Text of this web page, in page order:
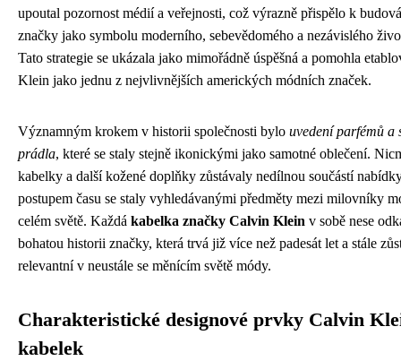
upoutal pozornost médií a veřejnosti, což výrazně přispělo k
značky jako symbolu moderního, sebevědomého a nezávislého
Tato strategie se ukázala jako mimořádně úspěšná a pomohla
Klein jako jednu z nejvlivnějších amerických módních značek.
Významným krokem v historii společnosti bylo uvedení parfémů a
prádla, které se staly stejně ikonickými jako samotné oblečení.
kabelky a další kožené doplňky zůstávaly nedílnou součástí
postupem času se staly vyhledávanými předměty mezi milovníky
celém světě. Každá kabelka značky Calvin Klein v sobě nese
bohatou historii značky, která trvá již více než padesát let a stále
relevantní v neustále se měnícím světě módy.
Charakteristické designové prvky Calvin
kabelek